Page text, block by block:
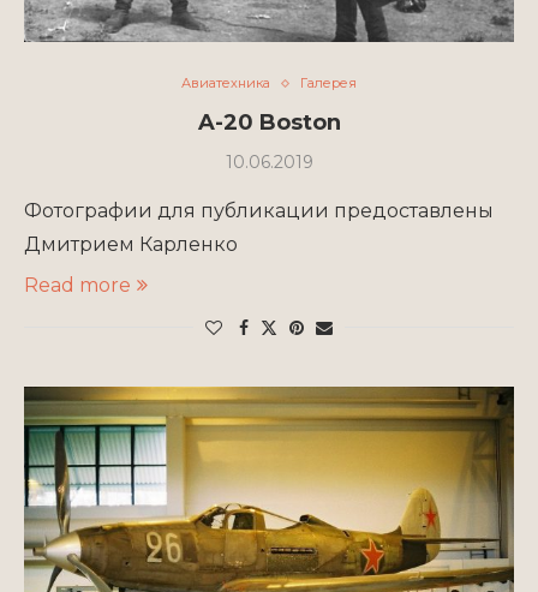
Авиатехника Галерея
A-20 Boston
10.06.2019
Фотографии для публикации предоставлены
Дмитрием Карленко
Read more